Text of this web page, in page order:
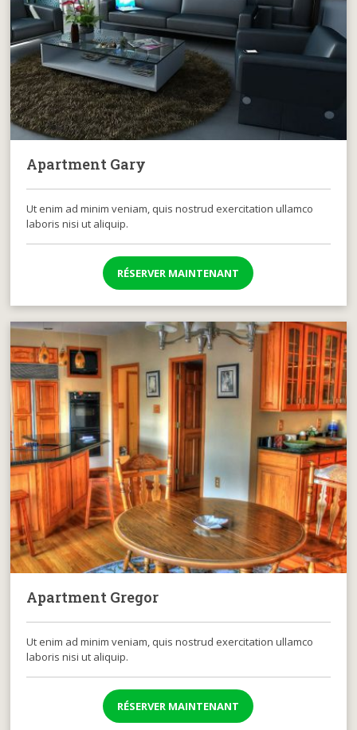
Apartment Gary
Ut enim ad minim veniam, quis nostrud exercitation ullamco
laboris nisi ut aliquip.
RÉSERVER MAINTENANT
Apartment Gregor
Ut enim ad minim veniam, quis nostrud exercitation ullamco
laboris nisi ut aliquip.
RÉSERVER MAINTENANT